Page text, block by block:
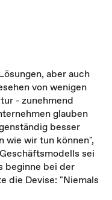
aber auch
von wenigen
- zunehmend
glauben
besser
wie wir tun können",
sei
beginne bei der
die Devise: "Niemals